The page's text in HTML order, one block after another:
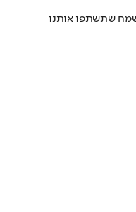
שתשתפו אותנו